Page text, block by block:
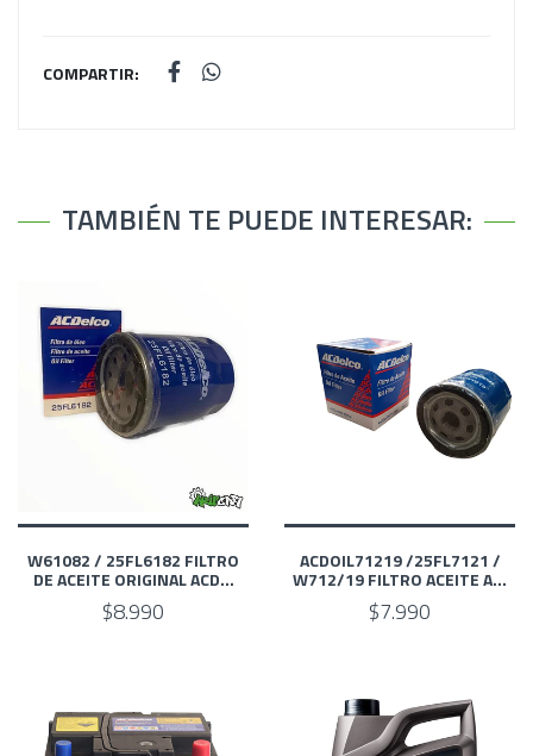
COMPARTIR:
TAMBIÉN TE PUEDE INTERESAR:
W61082 / 25FL6182 FILTRO
DE ACEITE ORIGINAL ACD...
$8.990
ACDOIL71219 /25FL7121 /
W712/19 FILTRO ACEITE A...
$7.990